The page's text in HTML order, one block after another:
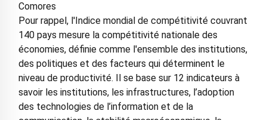
Comores
Pour rappel, l'Indice mondial de compétitivité couvrant
140 pays mesure la compétitivité nationale des
économies, définie comme l'ensemble des institutions,
des politiques et des facteurs qui déterminent le
niveau de productivité. Il se base sur 12 indicateurs à
savoir les institutions, les infrastructures, l’adoption
des technologies de l’information et de la